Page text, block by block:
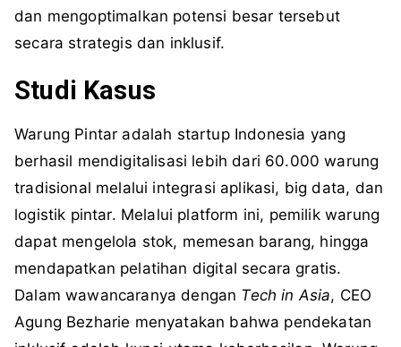
dan mengoptimalkan potensi besar tersebut
secara strategis dan inklusif.
Studi Kasus
Warung Pintar adalah startup Indonesia yang
berhasil mendigitalisasi lebih dari 60.000 warung
tradisional melalui integrasi aplikasi, big data, dan
logistik pintar. Melalui platform ini, pemilik warung
dapat mengelola stok, memesan barang, hingga
mendapatkan pelatihan digital secara gratis.
Dalam wawancaranya dengan Tech in Asia, CEO
Agung Bezharie menyatakan bahwa pendekatan